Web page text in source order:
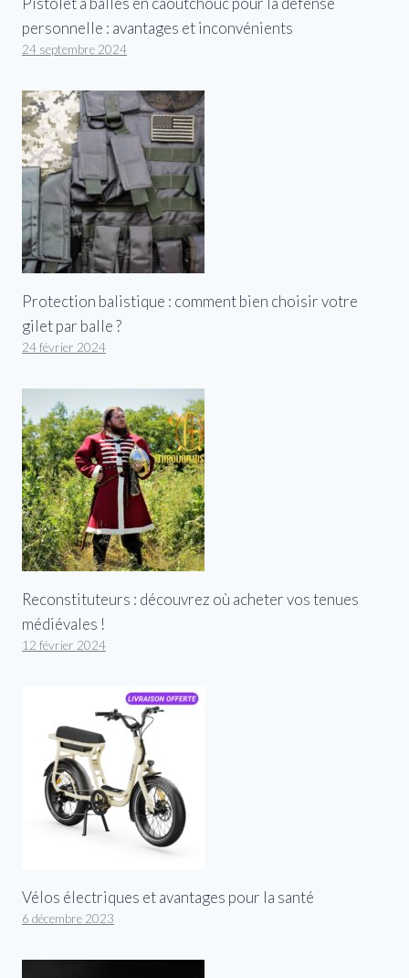
personnelle : avantages et inconvénients
24 septembre 2024
Protection balistique : comment bien choisir votre
gilet par balle ?
24 février 2024
Reconstituteurs : découvrez où acheter vos tenues
médiévales !
12 février 2024
Vélos électriques et avantages pour la santé
6 décembre 2023